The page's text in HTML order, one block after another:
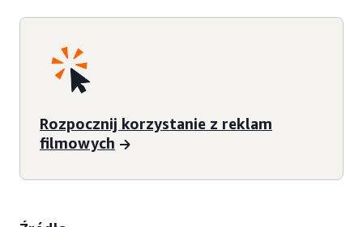
Rozpocznij korzystanie z reklam
filmowych